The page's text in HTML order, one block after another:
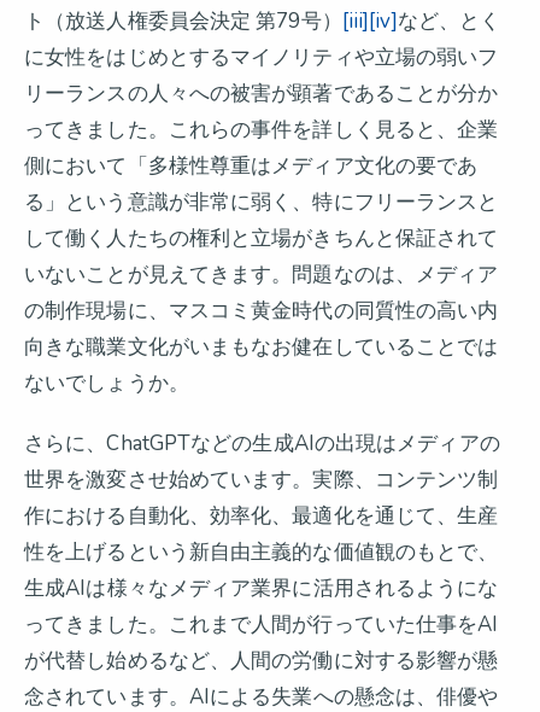
ト（放送人権委員会決定 第79号） [iii][iv]など、とく
に女性をはじめとするマイノリティや立場の弱いフ
リーランスの人々への被害が顕著であることが分か
ってきました。これらの事件を詳しく見ると、企業
側において「多様性尊重はメディア文化の要であ
る」という意識が非常に弱く、特にフリーランスと
して働く人たちの権利と立場がきちんと保証されて
いないことが見えてきます。問題なのは、メディア
の制作現場に、マスコミ黄金時代の同質性の高い内
向きな職業文化がいまもなお健在していることでは
ないでしょうか。
さらに、ChatGPTなどの生成AIの出現はメディアの
世界を激変させ始めています。実際、コンテンツ制
作における自動化、効率化、最適化を通じて、生産
性を上げるという新自由主義的な価値観のもとで、
生成AIは様々なメディア業界に活用されるようにな
ってきました。これまで人間が行っていた仕事をAI
が代替し始めるなど、人間の労働に対する影響が懸
念されています。AIによる失業への懸念は、俳優や